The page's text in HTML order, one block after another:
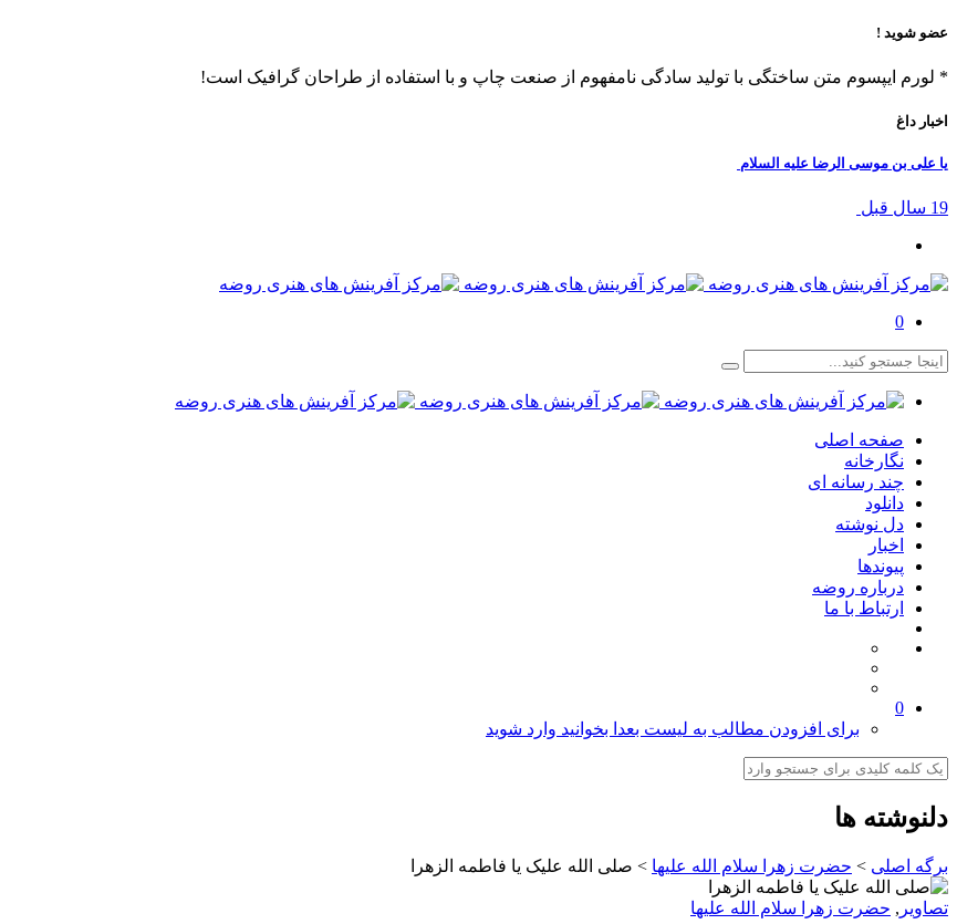
عضو شوید !
* لورم ایپسوم متن ساختگی با تولید سادگی نامفهوم از صنعت چاپ و با استفاده از طراحان گرافیک است!
اخبار داغ
یا علی بن موسی الرضا علیه السلام
19 سال قبل
0
صفحه اصلی
نگارخانه
چند رسانه ای
دانلود
دل نوشته
اخبار
پیوندها
درباره روضه
ارتباط با ما
0
برای افزودن مطالب به لیست بعدا بخوانید وارد شوید
دلنوشته ها
برگه اصلی > حضرت زهرا سلام الله علیها > صلی الله علیک یا فاطمه الزهرا
تصاوير , حضرت زهرا سلام الله علیها